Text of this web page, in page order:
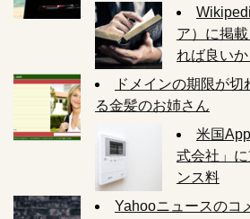
ア）に掲
れば良いか
ドメインの期限が
る金髪のお姉さん
米国
式会社」
ンス料
Yahooニュースのコ